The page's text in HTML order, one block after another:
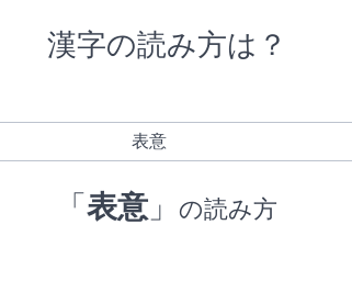
漢字の読み方は？
「表意 」 の読み方